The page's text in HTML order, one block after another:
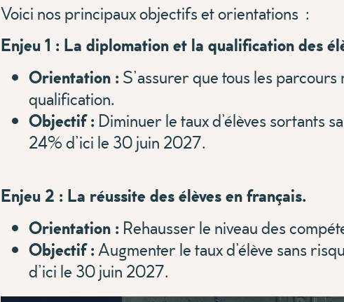
Voici nos principaux objectifs et orientations :
Enjeu 1 : La diplomation et la qualification des
Orientation : S’assurer que tous les
qualification.
Objectif : Diminuer le taux d’élèves sortants
24% d’ici le 30 juin 2027.
Enjeu 2 : La réussite des élèves en français.
Orientation : Rehausser le niveau des
Objectif :Augmenter le taux d’élève sans
d’ici le 30 juin 2027.